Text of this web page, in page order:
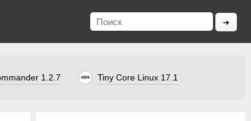
1.2.7 Tiny Core Linux 17.1